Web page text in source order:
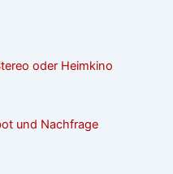
oder Heimkino
und Nachfrage